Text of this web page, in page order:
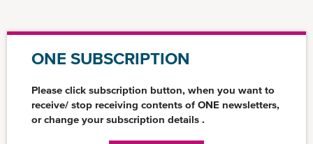
ONE SUBSCRIPTION
Please click subscription button, when you want to
receive/ stop receiving contents of ONE newsletters,
or change your subscription details .